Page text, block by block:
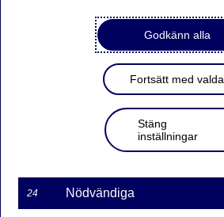
Godkänn alla
Fortsätt med valda
Stäng
inställningar
24 Nödvändiga